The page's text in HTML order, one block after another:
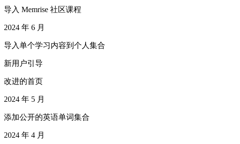
导入 Memrise 社区课程
2024 年 6 月
导入单个学习内容到个人集合
新用户引导
改进的首页
2024 年 5 月
添加公开的英语单词集合
2024 年 4 月